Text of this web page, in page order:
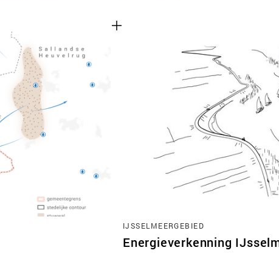
VISIE
NIEUWS
TEAM
IJSSELMEERGEBIED
Energieverkenning